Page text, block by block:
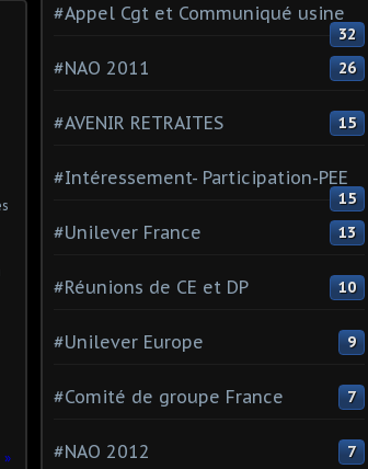
#Appel Cgt et Communiqué usine
32
#NAO 2011 26
#AVENIR RETRAITES 15
#Intéressement- Participation-PEE
15
#Unilever France 13
#Réunions de CE et DP 10
#Unilever Europe 9
#Comité de groupe France 7
#NAO 2012 7